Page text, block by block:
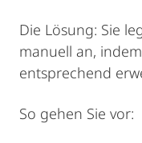
Die Lösung: Sie
manuell an,
entsprechend
So gehen Sie vor: